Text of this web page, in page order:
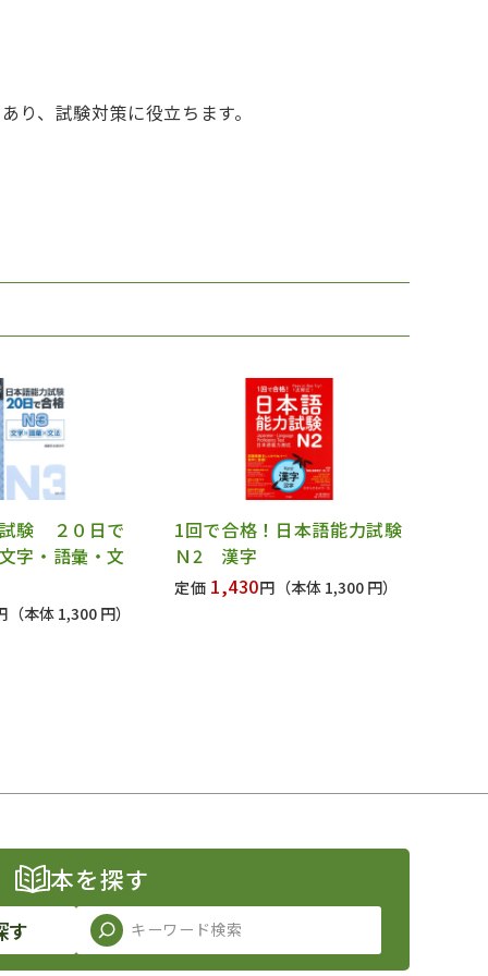
、試験対策に役立ちます。
験 ２０日で
字・語彙・文
（本体 1,300 円）
1回で合格！日本語能力試験
Ｎ2 漢字
定価 1,430円 （本体 1,300 円）
本を探す
す